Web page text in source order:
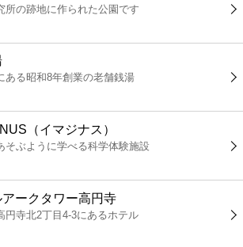
所の跡地に作られた公園です
ある昭和8年創業の老舗銭湯
（イマジナス）
そぶように学べる科学体験施設
アークタワー高円寺
円寺北2丁目4-3にあるホテル